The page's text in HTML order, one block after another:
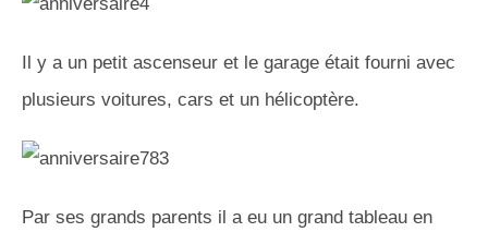
Il y a un petit ascenseur et le garage était fourni avec
plusieurs voitures, cars et un hélicoptère.
Par ses grands parents il a eu un grand tableau en